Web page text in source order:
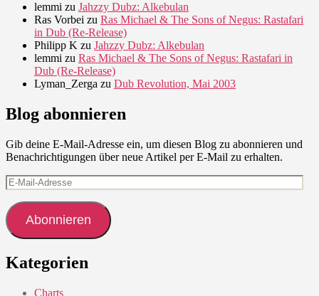
lemmi zu Jahzzy Dubz: Alkebulan
Ras Vorbei zu Ras Michael & The Sons of Negus: Rastafari
in Dub (Re-Release)
Philipp K zu Jahzzy Dubz: Alkebulan
lemmi zu Ras Michael & The Sons of Negus: Rastafari in
Dub (Re-Release)
Lyman_Zerga zu Dub Revolution, Mai 2003
Blog abonnieren
Gib deine E-Mail-Adresse ein, um diesen Blog zu abonnieren und
Benachrichtigungen über neue Artikel per E-Mail zu erhalten.
E-
Mail-
Adresse
Abonnieren
Kategorien
Charts